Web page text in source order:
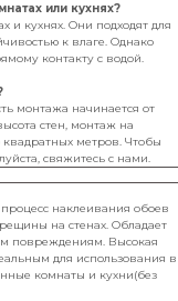
или кухнях?
и кухнях. Они подходят для
к влаге. Однако
контакту с водой.
монтажа начинается от
стен, монтаж на
квадратных метров. Чтобы
свяжитесь с нами.
наклеивания обоев
на стенах. Обладает
повреждениям. Высокая
для использования в
комнаты и кухни(без